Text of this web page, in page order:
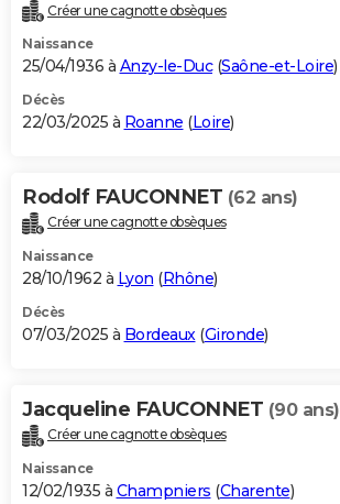
Créer une cagnotte obsèques
Naissance
25/04/1936 à Anzy-le-Duc(Saône-et-Loire)
Décès
22/03/2025 à Roanne (Loire)
Rodolf FAUCONNET (62 ans)
Créer une cagnotte obsèques
Naissance
28/10/1962 à Lyon (Rhône)
Décès
07/03/2025 à Bordeaux(Gironde)
Jacqueline FAUCONNET (90 ans)
Créer une cagnotte obsèques
Naissance
12/02/1935 à Champniers (Charente)